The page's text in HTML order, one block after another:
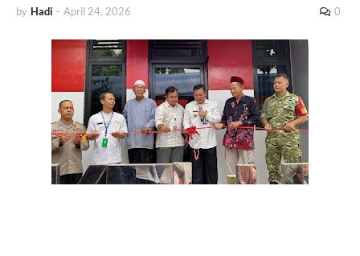
by Hadi - April 24, 2026 0